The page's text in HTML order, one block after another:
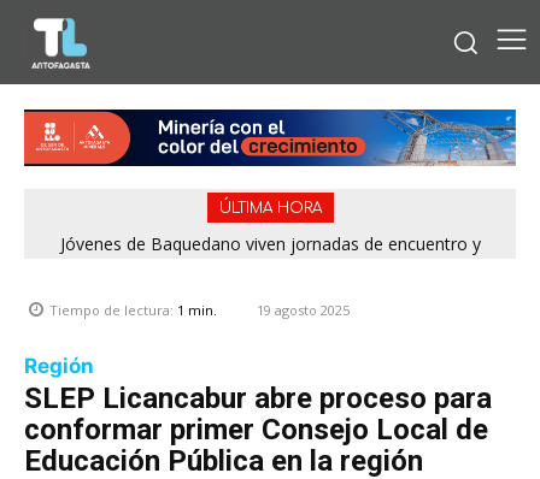
ÚLTIMA HORA
Jóvenes de Baquedano viven jornadas de encuentro y
Tiempo de lectura: 1 min. 19 agosto 2025
Región
SLEP Licancabur abre proceso para
conformar primer Consejo Local de
Educación Pública en la región